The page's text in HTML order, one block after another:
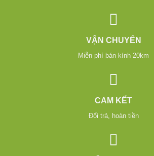
VẬN CHUYỂN
Miễn phí bán kính 20km
CAM KẾT
Đổi trả, hoàn tiền